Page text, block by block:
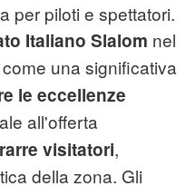
per piloti e spettatori.
Italiano Slalom nel
una significativa
le eccellenze
all'offerta
visitatori,
della zona. Gli